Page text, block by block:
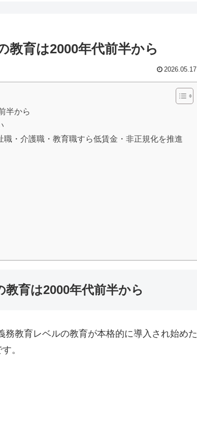
教育は2000年代前半から
2026.05.17
半から
・介護職・教育職すら低賃金・非正規化を推進
育は2000年代前半から
教育レベルの教育が本格的に導入され始めた
。